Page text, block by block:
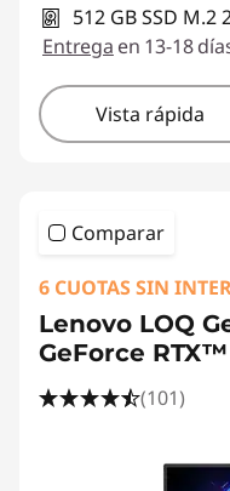
512 GB SSD M.2
Entrega en 13-18
Vista rápida
Comparar
6 CUOTAS SIN
Lenovo LOQ
GeForce
(101)